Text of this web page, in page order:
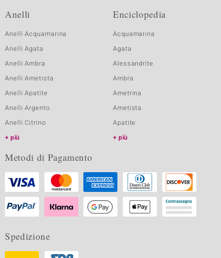
Anelli
Anelli Acquamarina
Anelli Agata
Anelli Ambra
Anelli Ametista
Anelli Apatite
Anelli Argento
Anelli Citrino
più
Enciclopedia
Acquamarina
Agata
Alessandrite
Ambra
Ametrina
Ametista
Apatite
più
Metodi di Pagamento
Spedizione